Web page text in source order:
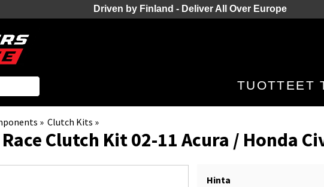
Driven by Finland - Deliver All Over Europe
TUOTTEET
‪» Clutch Kits ‪»
Race Clutch Kit 02-11 Acura / Honda
Hinta